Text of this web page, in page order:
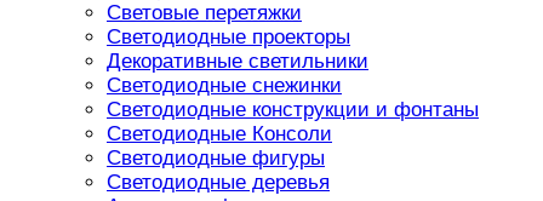
Световые перетяжки
Светодиодные проекторы
Декоративные светильники
Светодиодные снежинки
Светодиодные конструкции и фонтаны
Светодиодные Консоли
Светодиодные фигуры
Светодиодные деревья